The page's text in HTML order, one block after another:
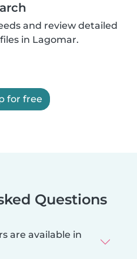
and review detailed
in Lagomar.
for free
Questions
are available in